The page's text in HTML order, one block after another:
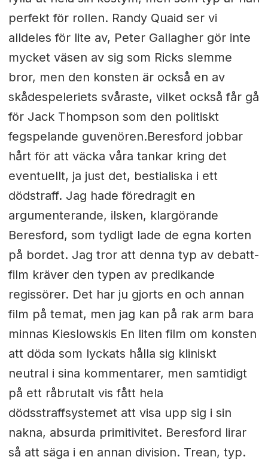
perfekt för rollen. Randy Quaid ser vi
alldeles för lite av, Peter Gallagher gör inte
mycket väsen av sig som Ricks slemme
bror, men den konsten är också en av
skådespeleriets svåraste, vilket också får gå
för Jack Thompson som den politiskt
fegspelande guvenören.Beresford jobbar
hårt för att väcka våra tankar kring det
eventuellt, ja just det, bestialiska i ett
dödstraff. Jag hade föredragit en
argumenterande, ilsken, klargörande
Beresford, som tydligt lade de egna korten
på bordet. Jag tror att denna typ av debatt-
film kräver den typen av predikande
regissörer. Det har ju gjorts en och annan
film på temat, men jag kan på rak arm bara
minnas Kieslowskis En liten film om konsten
att döda som lyckats hålla sig kliniskt
neutral i sina kommentarer, men samtidigt
på ett råbrutalt vis fått hela
dödsstraffsystemet att visa upp sig i sin
nakna, absurda primitivitet. Beresford lirar
så att säga i en annan division. Trean, typ.